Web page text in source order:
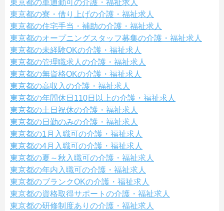
東京都の車通勤可の介護・福祉求人
東京都の寮・借り上げの介護・福祉求人
東京都の住宅手当・補助の介護・福祉求人
東京都のオープニングスタッフ募集の介護・福祉求人
東京都の未経験OKの介護・福祉求人
東京都の管理職求人の介護・福祉求人
東京都の無資格OKの介護・福祉求人
東京都の高収入の介護・福祉求人
東京都の年間休日110日以上の介護・福祉求人
東京都の土日祝休の介護・福祉求人
東京都の日勤のみの介護・福祉求人
東京都の1月入職可の介護・福祉求人
東京都の4月入職可の介護・福祉求人
東京都の夏～秋入職可の介護・福祉求人
東京都の年内入職可の介護・福祉求人
東京都のブランクOKの介護・福祉求人
東京都の資格取得サポートの介護・福祉求人
東京都の研修制度ありの介護・福祉求人